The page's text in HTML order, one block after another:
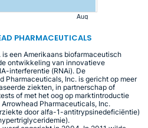
PHARMACEUTICALS
een Amerikaans biofarmaceutisch
ontwikkeling van innovatieve
interferentie (RNAi). De
Pharmaceuticals, Inc. is gericht op meer
ziekten, in partnerschap of
of met het oog op marktintroductie
Pharmaceuticals, Inc.
door alfa-1-antitrypsinedeficiëntie)